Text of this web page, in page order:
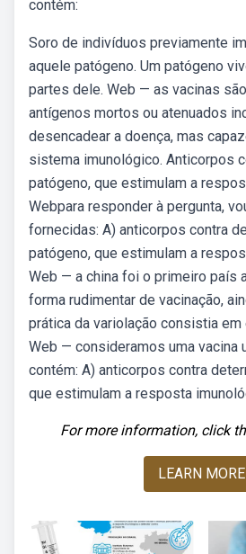
contém:
Soro de indivíduos previamente
aquele patógeno. Um patógeno
partes dele. Web — as vacinas
antígenos mortos ou atenuados
desencadear a doença, mas
sistema imunológico. Anticorpos
patógeno, que estimulam a
Webpara responder à pergunta,
fornecidas: A) anticorpos contra
patógeno, que estimulam a
Web — a china foi o primeiro país
forma rudimentar de vacinação,
prática da variolação consistia
Web — consideramos uma vacina
contém: A) anticorpos contra
que estimulam a resposta
For more information, click
LEARN MORE